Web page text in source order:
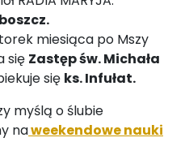
miesiąca po Mszy
się Zastęp św. Michała
się ks. Infułat.
myślą o ślubie
naweekendowe nauki